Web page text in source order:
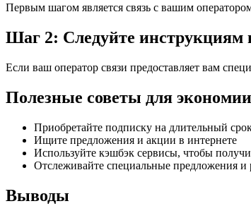
Первым шагом является связь с вашим
Шаг 2: Следуйте инструкциям
Если ваш оператор связи предоставляет вам
Полезные советы для
Приобретайте подписку на длительный
Ищите предложения и акции в интернете
Используйте кэшбэк сервисы, чтобы
Отслеживайте специальные предложения и
Выводы